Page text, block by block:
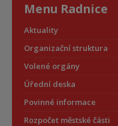
Menu Radnice
Aktuality
Organizační struktura
Volené orgány
Úřední deska
Povinné informace
Rozpočet městské části